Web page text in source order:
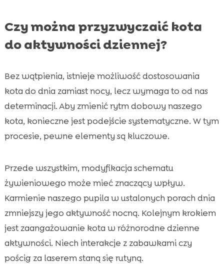
Czy można przyzwyczaić kota
do aktywności dziennej?
Bez wątpienia, istnieje możliwość dostosowania
kota do dnia zamiast nocy, lecz wymaga to od nas
determinacji. Aby zmienić rytm dobowy naszego
kota, konieczne jest podejście systematyczne. W tym
procesie, pewne elementy są kluczowe.
Przede wszystkim, modyfikacja schematu
żywieniowego może mieć znaczący wpływ.
Karmienie naszego pupila w ustalonych porach dnia
zmniejszy jego aktywność nocną. Kolejnym krokiem
jest zaangażowanie kota w różnorodne dzienne
aktywności. Niech interakcje z zabawkami czy
pościg za laserem staną się rutyną.